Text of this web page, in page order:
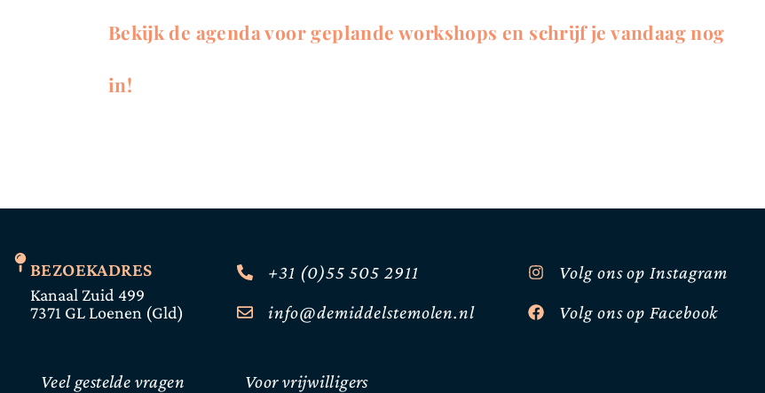
Bekijk de agenda voor geplande workshops en schrijf je vandaag nog
in!
BEZOEKADRES
Kanaal Zuid 499
7371 GL Loenen (Gld)
+31 (0)55 505 2911
info@demiddelstemolen.nl
Volg ons op Instagram
Volg ons op Facebook
Veel gestelde vragen Voor vrijwilligers